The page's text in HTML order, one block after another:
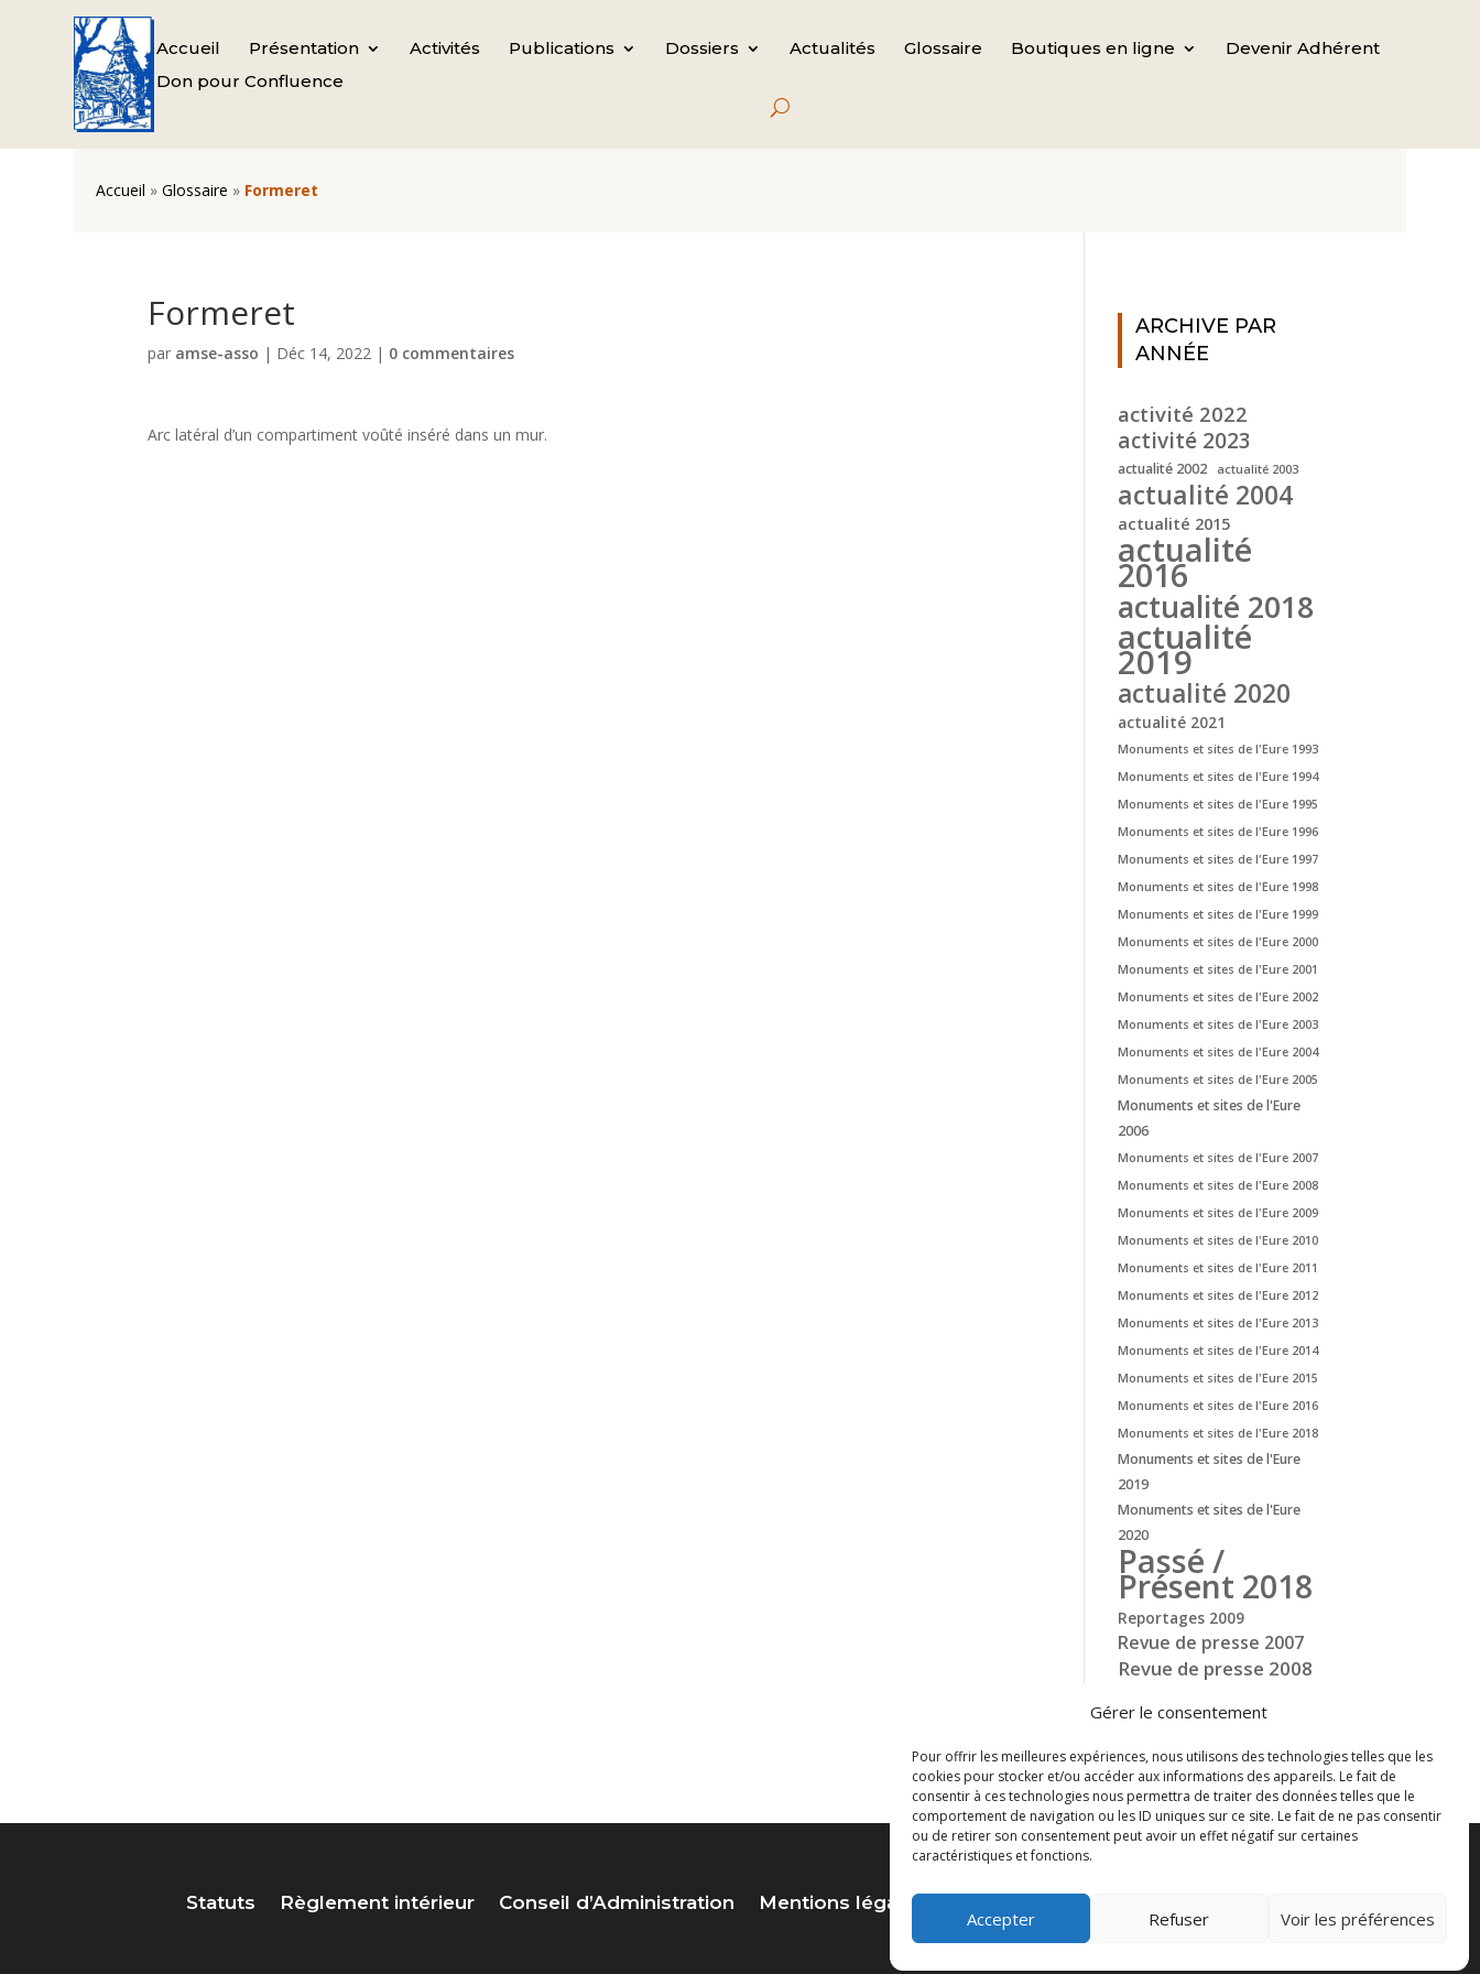
Gérer le consentement
Pour offrir les meilleures expériences, nous utilisons des technologies telles que les
cookies pour stocker et/ou accéder aux informations des appareils. Le fait de
consentir à ces technologies nous permettra de traiter des données telles que le
comportement de navigation ou les ID uniques sur ce site. Le fait de ne pas consentir
ou de retirer son consentement peut avoir un effet négatif sur certaines
caractéristiques et fonctions.
Accepter Refuser Voir les préférences
Accueil Présentation Activités Publications Dossiers Actualités Glossaire Boutiques en ligne
Devenir Adhérent
Don pour Confluence
Accueil »Glossaire » Formeret
Formeret
par amse-asso | Déc 14, 2022 | 0 commentaires
Arc latéral d’un compartiment voûté inséré dans un mur.
ARCHIVE PAR
ANNÉE
activité 2022
activité 2023
actualité 2002 actualité 2003
actualité 2004
actualité 2015
actualité
2016
actualité 2018
actualité
2019
actualité 2020
actualité 2021
Monuments et sites de l'Eure 1993
Monuments et sites de l'Eure 1994
Monuments et sites de l'Eure 1995
Monuments et sites de l'Eure 1996
Monuments et sites de l'Eure 1997
Monuments et sites de l'Eure 1998
Monuments et sites de l'Eure 1999
Monuments et sites de l'Eure 2000
Monuments et sites de l'Eure 2001
Monuments et sites de l'Eure 2002
Monuments et sites de l'Eure 2003
Monuments et sites de l'Eure 2004
Monuments et sites de l'Eure 2005
Monuments et sites de l'Eure
2006
Monuments et sites de l'Eure 2007
Monuments et sites de l'Eure 2008
Monuments et sites de l'Eure 2009
Monuments et sites de l'Eure 2010
Monuments et sites de l'Eure 2011
Monuments et sites de l'Eure 2012
Monuments et sites de l'Eure 2013
Monuments et sites de l'Eure 2014
Monuments et sites de l'Eure 2015
Monuments et sites de l'Eure 2016
Monuments et sites de l'Eure 2018
Monuments et sites de l'Eure
2019
Monuments et sites de l'Eure
2020
Passé /
Présent 2018
Reportages 2009
Revue de presse 2007
Revue de presse 2008
Revue de presse 2010
Revue de presse 2018
Statuts Règlement intérieur Conseil d’Administration Mentions légales Newsletter